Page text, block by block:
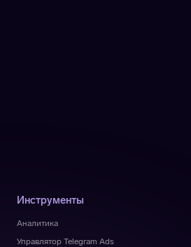
Инструменты
Аналитика
Управлятор Telegram Ads